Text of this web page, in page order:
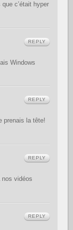
c’était hyper
Windows
REPLY
prenais la tête!
REPLY
nos vidéos
REPLY
REPLY